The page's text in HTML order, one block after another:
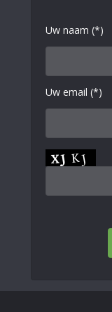
Uw naam (*)
Uw email (*)